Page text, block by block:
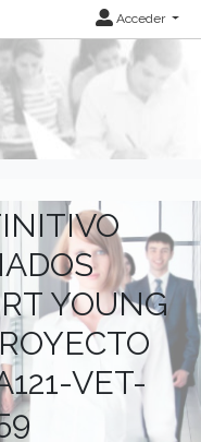
Acceder
YOUNG
VET-